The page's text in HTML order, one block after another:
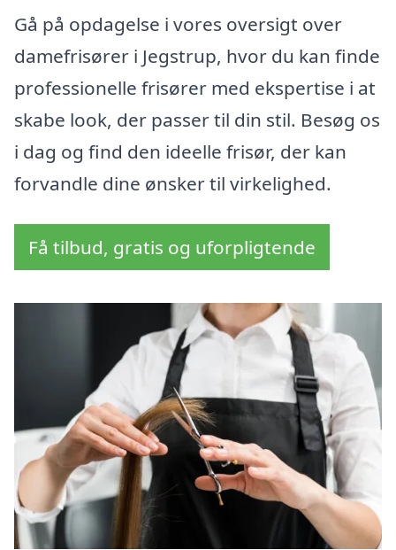
Gå på opdagelse i vores oversigt over
damefrisører i Jegstrup, hvor du kan finde
professionelle frisører med ekspertise i at
skabe look, der passer til din stil. Besøg os
i dag og find den ideelle frisør, der kan
forvandle dine ønsker til virkelighed.
Få tilbud, gratis og uforpligtende